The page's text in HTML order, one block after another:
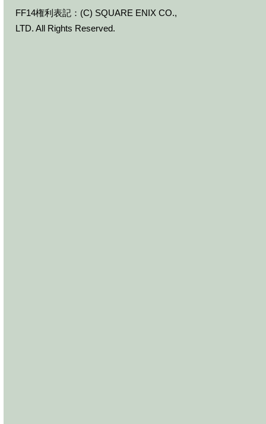
FF14権利表記：(C) SQUARE ENIX CO.,
LTD. All Rights Reserved.